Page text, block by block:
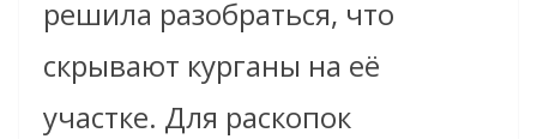
решила разобраться, что
скрывают курганы на её
участке. Для раскопок